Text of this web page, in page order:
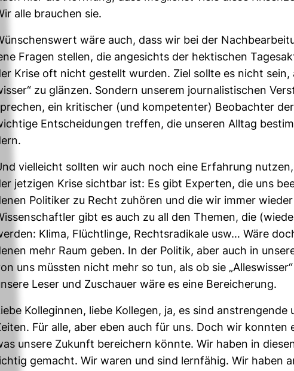
alle brau­chen sie.
wäre auch, dass wir bei der
Fragen stellen, die ange­sichts der hek­ti­schen
Krise oft nicht gestellt wurden. Ziel sollte es nicht sein,
zu glänzen. Son­dern unserem jour­na­lis­ti­schen
ein kri­ti­scher (und kom­pe­tenter) Beob­achter
Ent­schei­dungen treffen, die unseren Alltag
viel­leicht sollten wir auch noch eine Erfah­rung
jet­zigen Krise sichtbar ist: Es gibt Experten, die uns
Poli­tiker zu Recht zuhören und die wir immer
gibt es auch zu all den Themen, die
Klima, Flücht­linge, Rechts­ra­di­kale usw… Wäre
mehr Raum geben. In der Politik, aber auch in
uns müssten nicht mehr so tun, als ob sie
Leser und Zuschauer wäre es eine Berei­che­rung.
Kol­le­ginnen, liebe Kol­legen, ja, es sind anstren­gende
Für alle, aber eben auch für uns. Doch wir konnten
unsere Zukunft berei­chern könnte. Wir haben in
gemacht. Wir waren und sind lern­fähig. Wir haben